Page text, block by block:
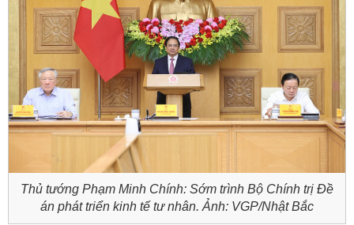
Thủ tướng Phạm Minh Chính: Sớm trình Bộ Chính trị Đề
án phát triển kinh tế tư nhân. Ảnh: VGP/Nhật Bắc